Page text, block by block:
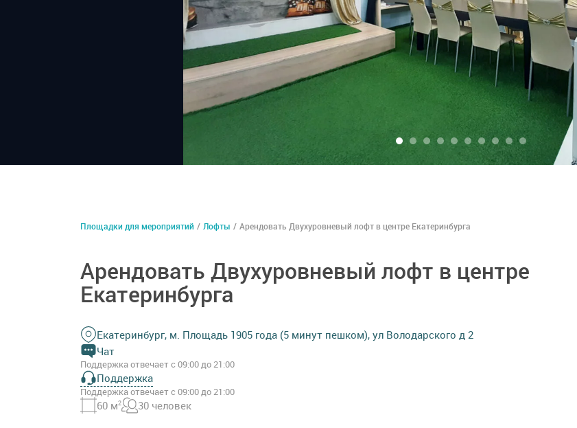
Площадки для мероприятий / Лофты / Арендовать Двухуровневый лофт в центре Екатеринбурга
Арендовать Двухуровневый лофт в центре
Екатеринбурга
Екатеринбург, м. Площадь 1905 года (5 минут пешком), ул Володарского д 2
Чат
Поддержка отвечает с 09:00 до 21:00
Поддержка
Поддержка отвечает с 09:00 до 21:00
60 м2 30 человек